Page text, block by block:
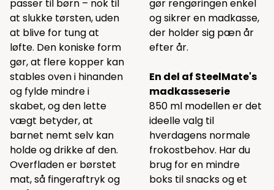
passer til børn – nok til
at slukke tørsten, uden
at blive for tung at
løfte. Den koniske form
gør, at flere kopper kan
stables oven i hinanden
og fylde mindre i
skabet, og den lette
vægt betyder, at
barnet nemt selv kan
holde og drikke af den.
Overfladen er børstet
mat, så fingeraftryk og
gør rengøringen enkel
og sikrer en madkasse,
der holder sig pæn år
efter år.
En del af SteelMate's
madkasseserie
850 ml modellen er det
ideelle valg til
hverdagens normale
frokostbehov. Har du
brug for en mindre
boks til snacks og et